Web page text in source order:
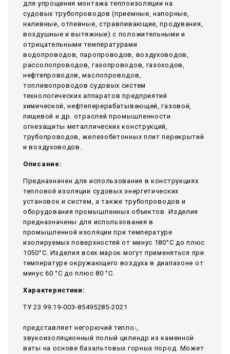
для упрощения монтажа теплоизоляции на
судовых трубопроводов (приемные, напорные,
наливные, отливные, стравливающие, продувания,
воздушные и вытяжные) с положительными и
отрицательными температурами
водопроводов, паропроводов, воздуховодов,
рассолопроводов, газопроводов, газоходов,
нефтепроводов, маслопроводов,
топливопроводов судовых систем
технологических аппаратов предприятий
химической, нефтеперерабатывающей, газовой,
пищевой и др. отраслей промышленности
огнезащиты металлических конструкций,
трубопроводов, железобетонных плит перекрытий
и воздуховодов.
Описание:
Предназначен для использования в конструкциях
тепловой изоляции судовых энергетических
установок и систем, а также трубопроводов и
оборудования промышленных объектов. Изделия
предназначены для использования в
промышленной изоляции при температуре
изолируемых поверхностей от минус 180°С до плюс
1050°С. Изделия всех марок могут применяться при
температуре окружающего воздуха в диапазоне от
минус 60 °С до плюс 80 °С.
Характеристики:
ТУ 23.99.19-003-85495285-2021
представляет негорючий тепло-,
звукоизоляционный полый цилиндр из каменной
ваты на основе базальтовых горных пород. Может